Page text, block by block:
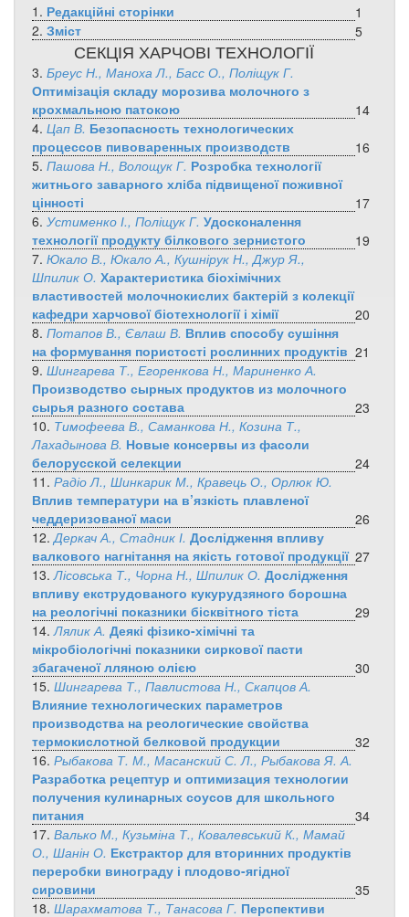
1. Редакційні сторінки
1
2. Зміст 5
СЕКЦІЯ ХАРЧОВІ ТЕХНОЛОГІЇ
3. Бреус Н., Маноха Л., Басс О., Поліщук Г.
Оптимізація складу морозива молочного з
крохмальною патокою
14
4. Цап В. Безопасность технологических
процессов пивоваренных производств
16
5. Пашова Н., Волощук Г. Розробка технології
житнього заварного хліба підвищеної поживної
цінності
17
6. Устименко І., Поліщук Г. Удосконалення
технології продукту білкового зернистого
19
7. Юкало В., Юкало А., Кушнірук Н., Джур Я.,
Шпилик О. Характеристика біохімічних
властивостей молочнокислих бактерій з колекції
кафедри харчової біотехнології і хімії
20
8. Потапов В., Євлаш В. Вплив способу сушіння
на формування пористості рослинних продуктів 21
9. Шингарева Т., Егоренкова Н., Мариненко А.
Производство сырных продуктов из молочного
сырья разного состава
23
10. Тимофеева В., Саманкова Н., Козина Т.,
Лахадынова В. Новые консервы из фасоли
белорусской селекции
24
11. Радіо Л., Шинкарик М., Кравець О., Орлюк Ю.
Вплив температури на в’язкість плавленої
чеддеризованої маси
26
12. Деркач А., Стадник І. Дослідження впливу
валкового нагнітання на якість готової продукції 27
13. Лісовська Т., Чорна Н., Шпилик О. Дослідження
впливу екструдованого кукурудзяного борошна
на реологічні показники бісквітного тіста
29
14. Лялик А. Деякі фізико-хімічні та
мікробіологічні показники сиркової пасти
збагаченої лляною олією
30
15. Шингарева Т., Павлистова Н., Скапцов А.
Влияние технологических параметров
производства на реологические свойства
термокислотной белковой продукции
32
16. Рыбакова Т. М., Масанский С. Л., Рыбакова Я. А.
Разработка рецептур и оптимизация технологии
получения кулинарных соусов для школьного
питания
34
17. Валько М., Кузьміна Т., Ковалевський К., Мамай
О., Шанін О. Екстрактор для вторинних продуктів
переробки винограду і плодово-ягідної
сировини
35
18. Шарахматова Т., Танасова Г. Перспективи